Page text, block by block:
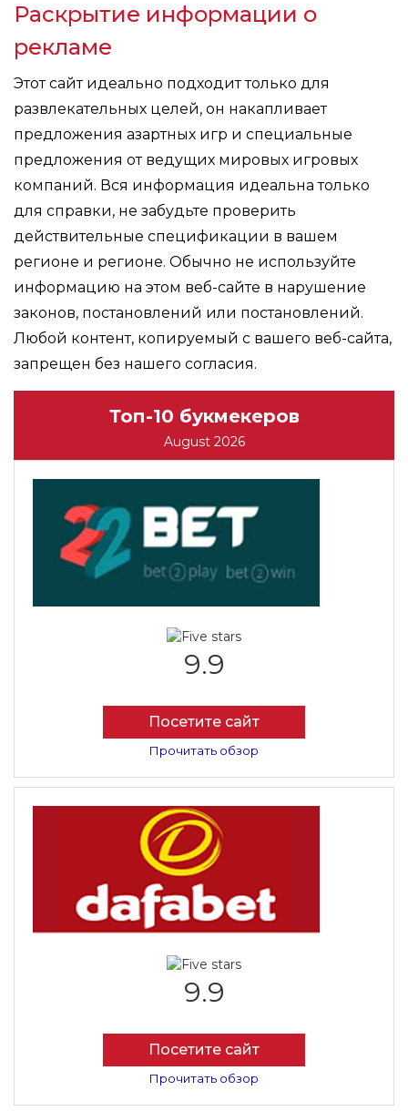
Раскрытие информации о
рекламе
Этот сайт идеально подходит только для
развлекательных целей, он накапливает
предложения азартных игр и специальные
предложения от ведущих мировых игровых
компаний. Вся информация идеальна только
для справки, не забудьте проверить
действительные спецификации в вашем
регионе и регионе. Обычно не используйте
информацию на этом веб-сайте в нарушение
законов, постановлений или постановлений.
Любой контент, копируемый с вашего веб-сайта,
запрещен без нашего согласия.
Топ-10 букмекеров
August 2026
9.9
Посетите сайт
Прочитать обзор
9.9
Посетите сайт
Прочитать обзор